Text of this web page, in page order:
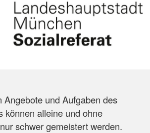
Angebote und Aufgaben des
können alleine und ohne
schwer gemeistert werden.